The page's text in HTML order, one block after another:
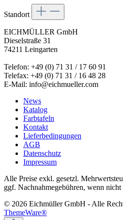
Standort
EICHMÜLLER GmbH
Dieselstraße 31
74211 Leingarten
Telefon: +49 (0) 71 31 / 17 60 91
Telefax: +49 (0) 71 31 / 16 48 28
E-Mail: info@eichmueller.com
News
Katalog
Farbtafeln
Kontakt
Lieferbedingungen
AGB
Datenschutz
Impressum
Alle Preise exkl. gesetzl.
ggf. Nachnahmegebühren, wenn nicht
© 2026 Eichmüller GmbH - Alle
ThemeWare®